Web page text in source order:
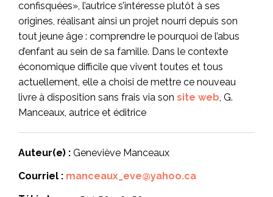
confisquées», l’autrice s’intéresse plutôt à ses
origines, réalisant ainsi un projet nourri depuis son
tout jeune âge : comprendre le pourquoi de l’abus
d’enfant au sein de sa famille. Dans le contexte
économique difficile que vivent toutes et tous
actuellement, elle a choisi de mettre ce nouveau
livre à disposition sans frais via son site web, G.
Manceaux, autrice et éditrice
Auteur(e) : Geneviève Manceaux
Courriel : manceaux_eve@yahoo.ca